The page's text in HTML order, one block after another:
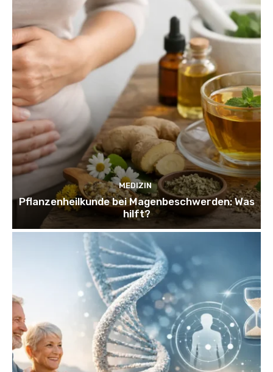
MEDIZIN
Pflanzenheilkunde bei Magenbeschwerden: Was
hilft?